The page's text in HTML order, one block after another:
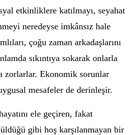
etkinliklere katılmayı, seyahat
neredeyse imkânsız hale
çoğu zaman arkadaşlarını
sıkıntıya sokarak onlarla
zorlarlar. Ekonomik sorunlar
mesafeler de derinleşir.
ele geçiren, fakat
gibi hoş karşılanmayan bir